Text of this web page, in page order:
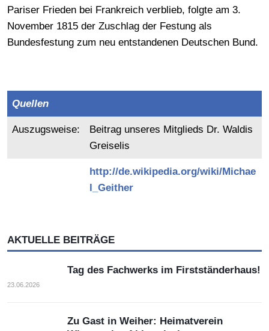
Pariser Frieden bei Frankreich verblieb, folgte am 3.
November 1815 der Zuschlag der Festung als
Bundesfestung zum neu entstandenen Deutschen Bund.
Quellen
Auszugsweise:
Beitrag unseres Mitglieds Dr. Waldis
Greiselis
http://de.wikipedia.org/wiki/Michae
l_Geither
AKTUELLE BEITRÄGE
Tag des Fachwerks im Firstständerhaus!
23.06.2026
Zu Gast in Weiher: Heimatverein